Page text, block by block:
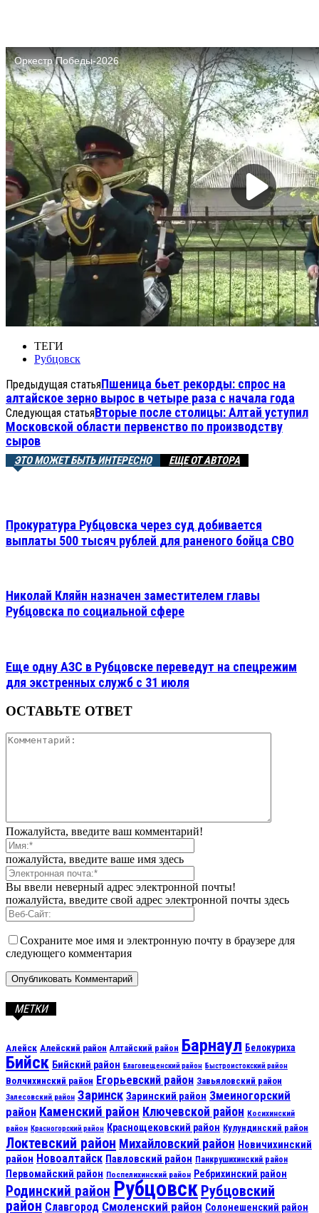
ТЕГИ
Рубцовск
Предыдущая статьяПшеница бьет рекорды: спрос на
алтайское зерно вырос в четыре раза с начала года
Следующая статьяВторые после столицы: Алтай уступил
Московской области первенство по производству
сыров
ЭТО МОЖЕТ БЫТЬ ИНТЕРЕСНО ЕЩЕ ОТ АВТОРА
Прокуратура Рубцовска через суд добивается
выплаты 500 тысяч рублей для раненого бойца СВО
Николай Кляйн назначен заместителем главы
Рубцовска по социальной сфере
Еще одну АЗС в Рубцовске переведут на спецрежим
для экстренных служб с 31 июля
ОСТАВЬТЕ ОТВЕТ
Пожалуйста, введите ваш комментарий!
пожалуйста, введите ваше имя здесь
Вы ввели неверный адрес электронной почты!
пожалуйста, введите свой адрес электронной почты здесь
Сохраните мое имя и электронную почту в браузере для
следующего комментария
МЕТКИ
Алейск Алейский район Алтайский район Барнаул Белокуриха
Бийск Бийский район Благовещенский район Быстроистокский район
Волчихинский район Егорьевский район Завьяловский район
Залесовский район Заринск Заринский район Змеиногорский
район Каменский район Ключевской район Косихинский
район Красногорский район Краснощековский район Кулундинский район
Локтевский район Михайловский район Новичихинский
район Новоалтайск Павловский район Панкрушихинский район
Первомайский район Поспелихинский район Ребрихинский район
Родинский район Рубцовск Рубцовский
район Славгород Смоленский район Солонешенский район